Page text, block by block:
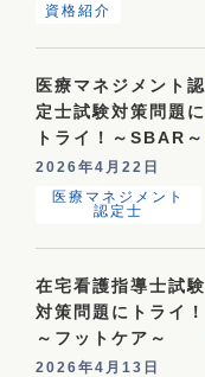
資格紹介
医療マネジメント認
定士試験対策問題に
トライ！～SBAR～
2026年4月22日
医療マネジメント
認定士
在宅看護指導士試験
対策問題にトライ！
～フットケア～
2026年4月13日